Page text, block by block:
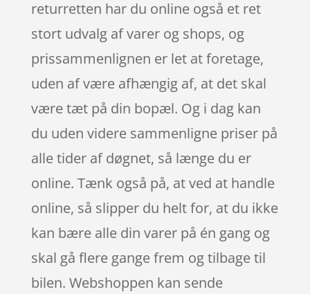
returretten har du online også et ret
stort udvalg af varer og shops, og
prissammenlignen er let at foretage,
uden af være afhængig af, at det skal
være tæt på din bopæl. Og i dag kan
du uden videre sammenligne priser på
alle tider af døgnet, så længe du er
online. Tænk også på, at ved at handle
online, så slipper du helt for, at du ikke
kan bære alle din varer på én gang og
skal gå flere gange frem og tilbage til
bilen. Webshoppen kan sende